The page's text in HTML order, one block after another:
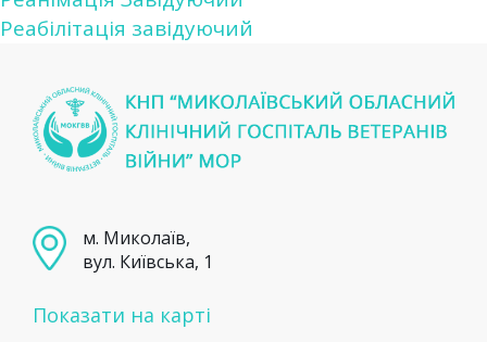
записів
Реабілітація завідуючий
м. Миколаїв,
вул. Київська, 1
Показати на карті